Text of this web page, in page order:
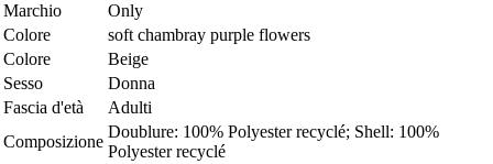
Marchio
Only
Colore
soft chambray purple flowers
Colore
Beige
Sesso
Donna
Fascia d'età
Adulti
Composizione
Doublure: 100% Polyester recyclé; Shell: 100%
Polyester recyclé